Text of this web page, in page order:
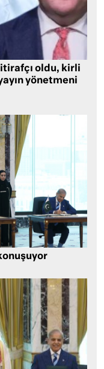
itirafçı oldu, kirli
yönetmeni